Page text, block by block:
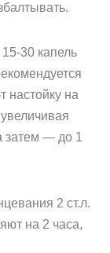
30 капель
настойку на
затем — до 1
2 ст.л.
на 2 часа,